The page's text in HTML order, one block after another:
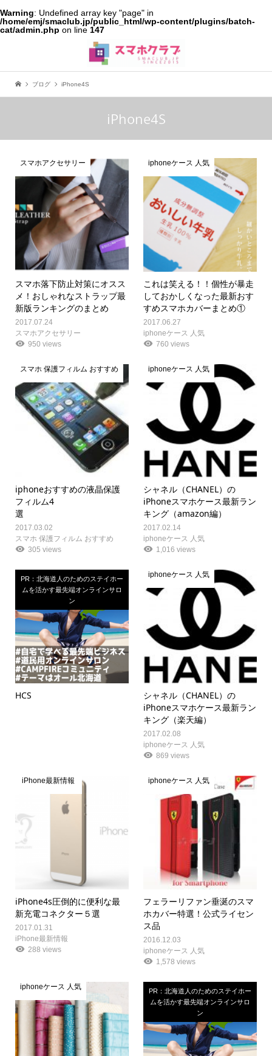
Warning: Undefined array key "page" in
/home/emj/smaclub.jp/public_html/wp-content/plugins/batch-
cat/admin.php on line 147
ブログ iPhone4S
iPhone4S
スマホアクセサリー
スマホ落下防止対策にオスス
メ！おしゃれなストラップ最
新版ランキングのまとめ
2017.07.24
スマホアクセサリー
950 views
iphoneケース 人気
これは笑える！！個性が暴走
しておかしくなった最新おす
すめスマホカバーまとめ①
2017.06.27
iphoneケース 人気
760 views
スマホ 保護フィルム おすすめ
iphoneおすすめの液晶保護
フィルム4
選
2017.03.02
スマホ 保護フィルム おすすめ
305 views
iphoneケース 人気
シャネル（CHANEL）の
iPhoneスマホケース最新ラン
キング（amazon編）
2017.02.14
iphoneケース 人気
1,016 views
PR：北海道人のためのステイホー
ムを活かす最先端オンラインサロ
ン
HCS
iphoneケース 人気
シャネル（CHANEL）の
iPhoneスマホケース最新ラン
キング（楽天編）
2017.02.08
iphoneケース 人気
869 views
iPhone最新情報
iPhone4s圧倒的に便利な最
新充電コネクター５選
2017.01.31
iPhone最新情報
288 views
iphoneケース 人気
フェラーリファン垂涎のスマ
ホカバー特選！公式ライセン
ス品
2016.12.03
iphoneケース 人気
1,578 views
iphoneケース 人気
PR：北海道人のためのステイホー
ムを活かす最先端オンラインサロ
ン